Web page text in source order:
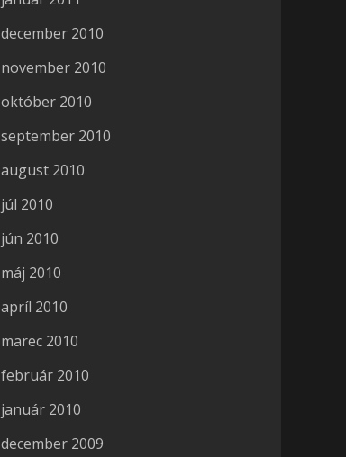
december 2010
november 2010
október 2010
september 2010
august 2010
júl 2010
jún 2010
máj 2010
apríl 2010
marec 2010
február 2010
január 2010
december 2009